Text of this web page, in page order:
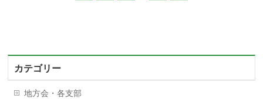
カテゴリー
地方会・各支部